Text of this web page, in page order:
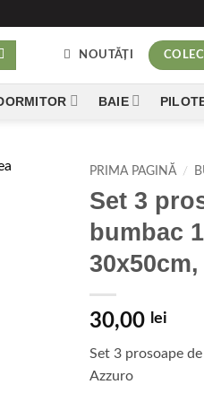
NOUTĂȚI
BAIE
PRIMA PAGINĂ /
Set 3
bumbac
30,00 lei
Set 3 prosoape
Azzuro